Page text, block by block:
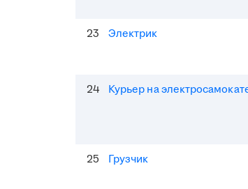
23 Электрик
24 Курьер на
25 Грузчик